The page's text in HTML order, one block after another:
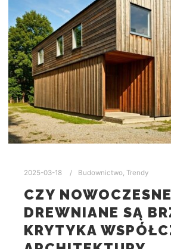
2025-03-18 Budownictwo, Trendy
CZY
DREWNIANE SĄ
KRYTYKA